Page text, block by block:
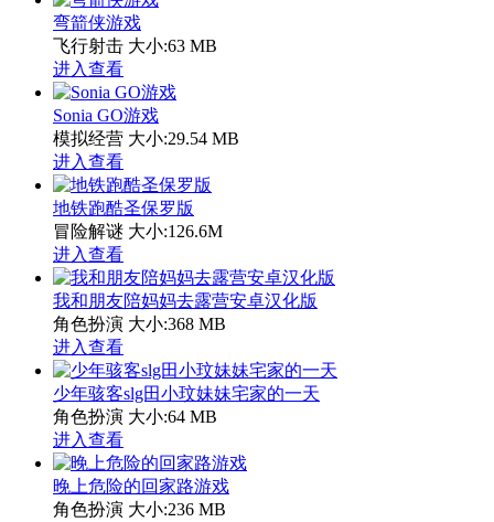
弯箭侠游戏
飞行射击 大小:63 MB
进入查看
Sonia GO游戏
模拟经营 大小:29.54 MB
进入查看
地铁跑酷圣保罗版
冒险解谜 大小:126.6M
进入查看
我和朋友陪妈妈去露营安卓汉化版
角色扮演 大小:368 MB
进入查看
少年骇客slg田小玟妹妹宅家的一天
角色扮演 大小:64 MB
进入查看
晚上危险的回家路游戏
角色扮演 大小:236 MB